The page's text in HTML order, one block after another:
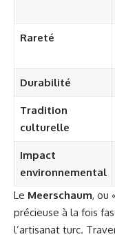
Rareté
Durabilité
Tradition
culturelle
Impact
environnemental
Le Meerschaum, ou
précieuse à la fois
l’artisanat turc.